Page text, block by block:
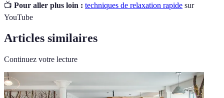
📺 Pour aller plus loin : techniques de relaxation rapide sur
YouTube
Articles similaires
Continuez votre lecture